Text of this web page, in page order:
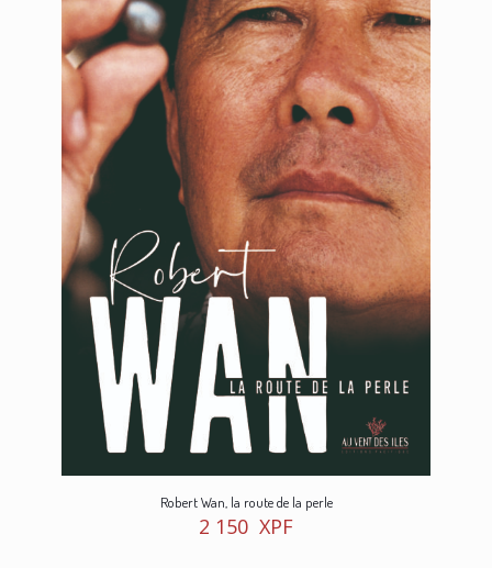
Robert Wan, la route de la perle
2 150 XPF